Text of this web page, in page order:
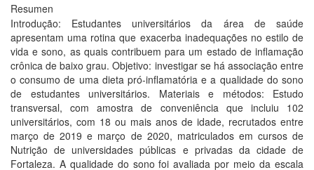
Resumen
Introdução: Estudantes universitários da área de saúde
apresentam uma rotina que exacerba inadequações no estilo de
vida e sono, as quais contribuem para um estado de inflamação
crônica de baixo grau. Objetivo: investigar se há associação entre
o consumo de uma dieta pró-inflamatória e a qualidade do sono
de estudantes universitários. Materiais e métodos: Estudo
transversal, com amostra de conveniência que incluiu 102
universitários, com 18 ou mais anos de idade, recrutados entre
março de 2019 e março de 2020, matriculados em cursos de
Nutrição de universidades públicas e privadas da cidade de
Fortaleza. A qualidade do sono foi avaliada por meio da escala